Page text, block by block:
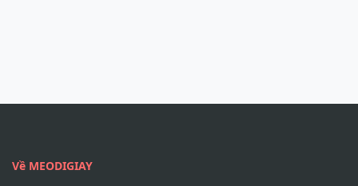
Về MEODIGIAY